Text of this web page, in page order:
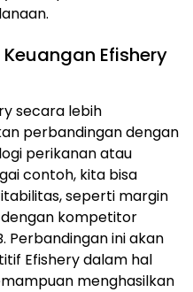
Efishery
secara lebih
perbandingan dengan
perikanan atau
contoh, kita bisa
seperti margin
kompetitor
Perbandingan ini akan
Efishery dalam hal
menghasilkan